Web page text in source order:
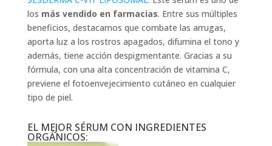
los más vendido en farmacias. Entre sus múltiples
beneficios, destacamos que combate las arrugas,
aporta luz a los rostros apagados, difumina el tono y
además, tiene acción despigmentante. Gracias a su
fórmula, con una alta concentración de vitamina C,
previene el fotoenvejecimiento cutáneo en cualquier
tipo de piel.
EL MEJOR SÉRUM CON INGREDIENTES
ORGÁNICOS: